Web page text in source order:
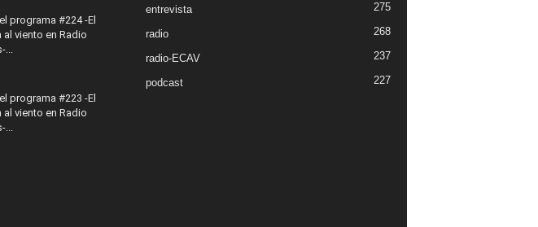
programa #224 -El
al viento en Radio
...
programa #223 -El
al viento en Radio
...
entrevista 275
radio 268
radio-ECAV 237
podcast 227